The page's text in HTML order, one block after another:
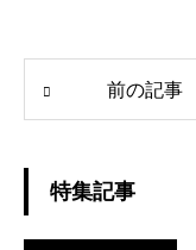
前の記事
特集記事